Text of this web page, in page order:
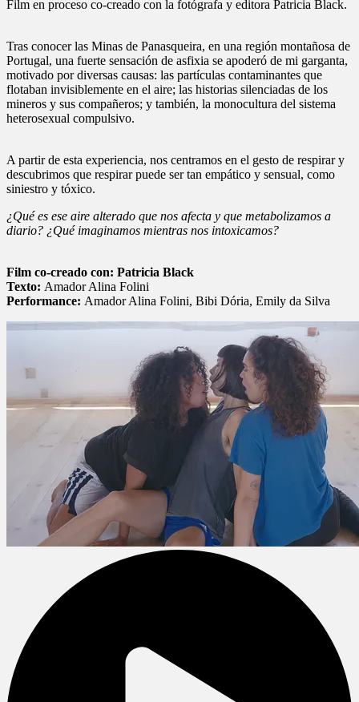
Film en proceso co-creado con la fotógrafa y editora Patricia Black.
Tras conocer las Minas de Panasqueira, en una región montañosa de
Portugal, una fuerte sensación de asfixia se apoderó de mi garganta,
motivado por diversas causas: las partículas contaminantes que
flotaban invisiblemente en el aire; las historias silenciadas de los
mineros y sus compañeros; y también, la monocultura del sistema
heterosexual compulsivo.
A partir de esta experiencia, nos centramos en el gesto de respirar y
descubrimos que respirar puede ser tan empático y sensual, como
siniestro y tóxico.
¿Qué es ese aire alterado que nos afecta y que metabolizamos a
diario? ¿Qué imaginamos mientras nos intoxicamos?
Film co-creado con: Patricia Black
Texto: Amador Alina Folini
Performance: Amador Alina Folini, Bibi Dória, Emily da Silva